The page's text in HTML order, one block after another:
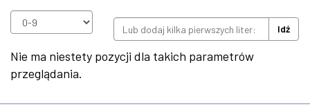
Idź
Nie ma niestety pozycji dla takich parametrów
przeglądania.